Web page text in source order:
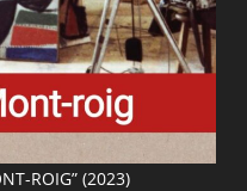
ROIG” (2023)